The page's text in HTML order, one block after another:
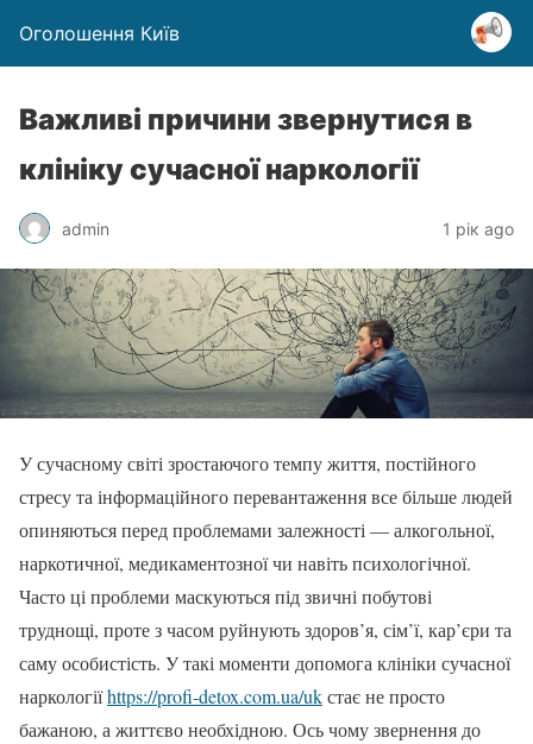
Оголошення Київ
Важливі причини звернутися в
клініку сучасної наркології
admin 1 рік ago
У сучасному світі зростаючого темпу життя, постійного
стресу та інформаційного перевантаження все більше людей
опиняються перед проблемами залежності — алкогольної,
наркотичної, медикаментозної чи навіть психологічної.
Часто ці проблеми маскуються під звичні побутові
труднощі, проте з часом руйнують здоров’я, сім’ї, кар’єри та
саму особистість. У такі моменти допомога клініки сучасної
наркологіїhttps://profi-detox.com.ua/ukстає не просто
бажаною, а життєво необхідною. Ось чому звернення до